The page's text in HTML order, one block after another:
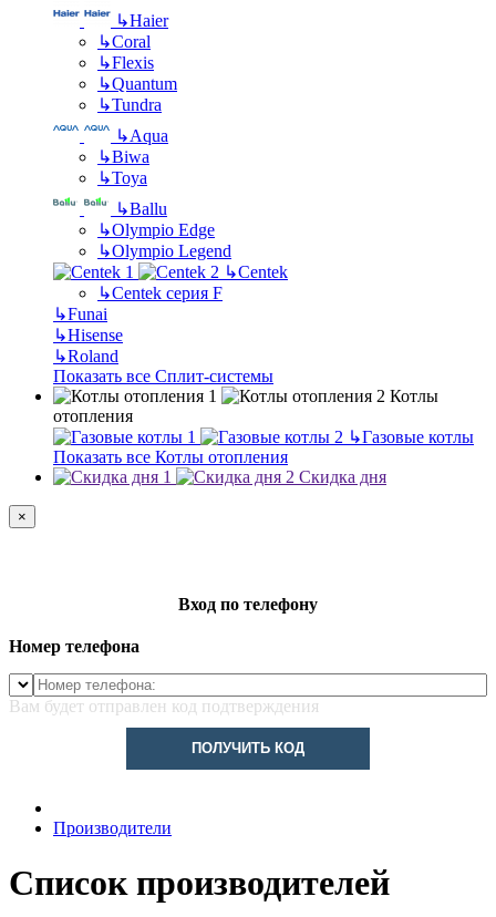
↳Haier
↳Coral
↳Flexis
↳Quantum
↳Tundra
↳Aqua
↳Biwa
↳Toya
↳Ballu
↳Olympio Edge
↳Olympio Legend
↳Centek
↳Centek серия F
↳Funai
↳Hisense
↳Roland
Показать все Сплит-системы
Котлы
отопления
↳Газовые котлы
Показать все Котлы отопления
Скидка дня
×
Вход по телефону
Номер телефона
Вам будет отправлен код подтверждения
ПОЛУЧИТЬ КОД
Производители
Список производителей